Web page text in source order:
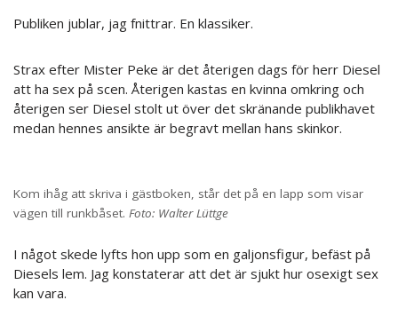
Publiken jublar, jag fnittrar. En klassiker.
Strax efter Mister Peke är det återigen dags för herr Diesel
att ha sex på scen. Återigen kastas en kvinna omkring och
återigen ser Diesel stolt ut över det skränande publikhavet
medan hennes ansikte är begravt mellan hans skinkor.
Kom ihåg att skriva i gästboken, står det på en lapp som visar
vägen till runkbåset. Foto: Walter Lüttge
I något skede lyfts hon upp som en galjonsfigur, befäst på
Diesels lem. Jag konstaterar att det är sjukt hur osexigt sex
kan vara.